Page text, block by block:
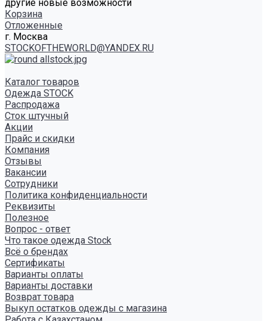
другие новые возможности
Корзина
Отложенные
г. Москва
STOCKOFTHEWORLD@YANDEX.RU
Каталог товаров
Одежда STOCK
Распродажа
Сток штучный
Акции
Прайс и скидки
Компания
Отзывы
Вакансии
Сотрудники
Политика конфиденциальности
Реквизиты
Полезное
Вопрос - ответ
Что такое одежда Stock
Всё о брендах
Сертификаты
Варианты оплаты
Варианты доставки
Возврат товара
Выкуп остатков одежды с магазина